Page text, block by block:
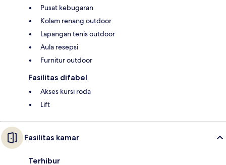
Pusat kebugaran
Kolam renang outdoor
Lapangan tenis outdoor
Aula resepsi
Furnitur outdoor
Fasilitas difabel
Akses kursi roda
Lift
Fasilitas kamar
Terhibur